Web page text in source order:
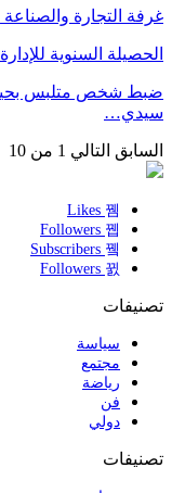
غرفة التجارة
الحصيلة السنوية للإدارة
ضبط شخص متلبس
سيدي…
السابق التالي 1 من 10
تصنيفات
سياسة
مجتمع
رياضة
فن
دولي
تصنيفات